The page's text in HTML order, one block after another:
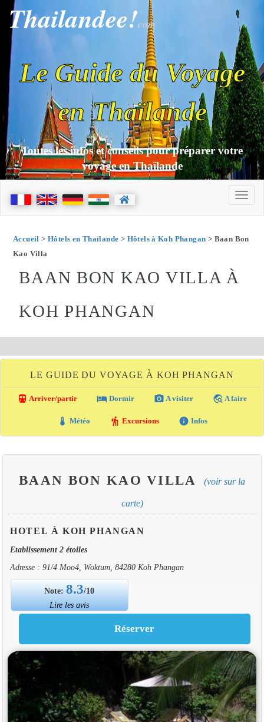
Thailandee!com
Le Guide du Voyage
en Thaïlande
Toutes les infos et conseils pour préparer votre
voyage en Thaïlande
Accueil > Hôtels en Thaïlande > Hôtels à Koh Phangan > Baan Bon
Kao Villa
BAAN BON KAO VILLA À
KOH PHANGAN
LE GUIDE DU VOYAGE À KOH PHANGAN
directions_transit Arriver/partir local_hotel Dormir photo_camera A visiter travel_explore A faire
thermostat Météo hiking Excursions info Infos
BAAN BON KAO VILLA (voir sur la
carte)
HOTEL À KOH PHANGAN
Etablissement 2 étoiles
Adresse : 91/4 Moo4, Woktum, 84280 Koh Phangan
Note:8.3/10
Lire les avis